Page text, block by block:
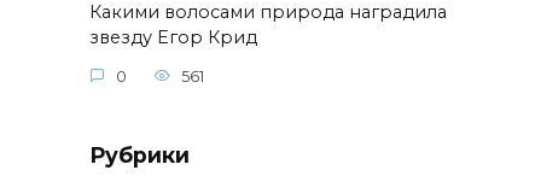
Какими волосами природа наградила
звезду Егор Крид
0 561
Рубрики